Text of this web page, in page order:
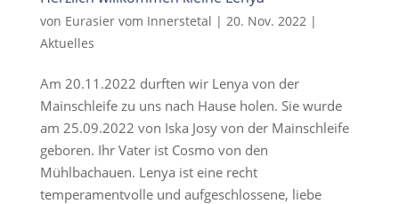
von Eurasier vom Innerstetal | 20. Nov. 2022|
Aktuelles
Am 20.11.2022 durften wir Lenya von der
Mainschleife zu uns nach Hause holen. Sie wurde
am 25.09.2022 von Iska Josy von der Mainschleife
geboren. Ihr Vater ist Cosmo von den
Mühlbachauen. Lenya ist eine recht
temperamentvolle und aufgeschlossene, liebe